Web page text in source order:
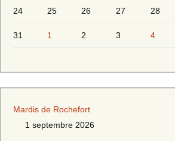
24 25 26 27 28
31 1 2 3 4
Mardis de Rochefort
1 septembre 2026